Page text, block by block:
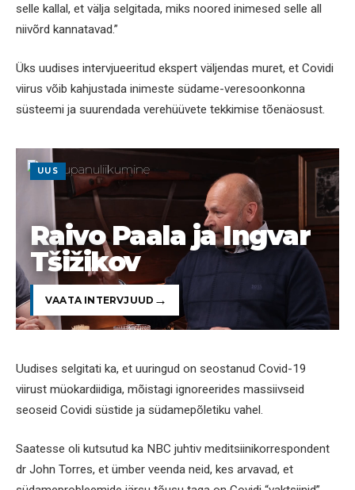
selle kallal, et välja selgitada, miks noored inimesed selle all
niivõrd kannatavad.”
Üks uudises intervjueeritud ekspert väljendas muret, et Covidi
viirus võib kahjustada inimeste südame-veresoonkonna
süsteemi ja suurendada verehüüvete tekkimise tõenäosust.
UUS
Raivo Paala ja Ingvar
Tšižikov
VAATA INTERVJUUD
Uudises selgitati ka, et uuringud on seostanud Covid-19
viirust müokardiidiga, mõistagi ignoreerides massiivseid
seoseid Covidi süstide ja südamepõletiku vahel.
Saatesse oli kutsutud ka NBC juhtiv meditsiinikorrespondent
dr John Torres, et ümber veenda neid, kes arvavad, et